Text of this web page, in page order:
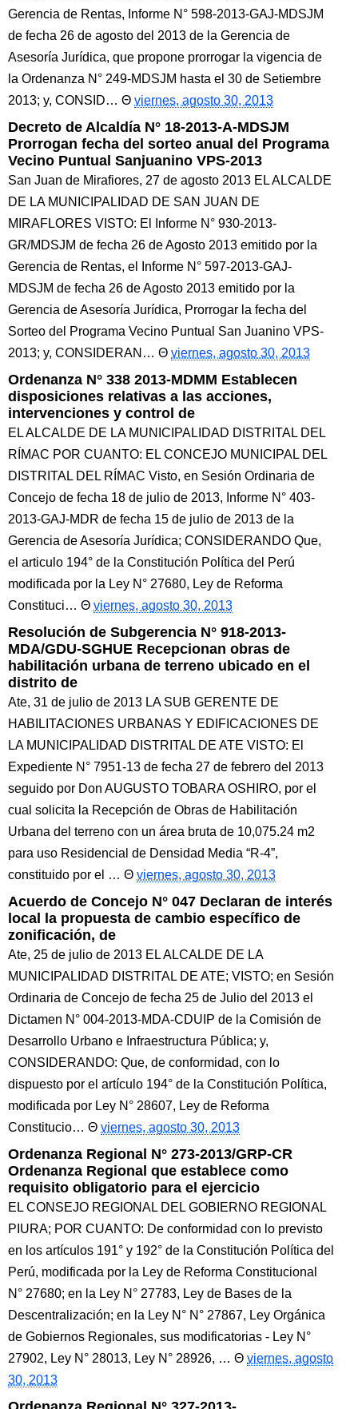
Gerencia de Rentas, Informe N° 598-2013-GAJ-MDSJM
de fecha 26 de agosto del 2013 de la Gerencia de
Asesoría Jurídica, que propone prorrogar la vigencia de
la Ordenanza N° 249-MDSJM hasta el 30 de Setiembre
2013; y, CONSID…
viernes, agosto 30, 2013
Decreto de Alcaldía N° 18-2013-A-MDSJM
Prorrogan fecha del sorteo anual del Programa
Vecino Puntual Sanjuanino VPS-2013
San Juan de Mirafiores, 27 de agosto 2013 EL ALCALDE
DE LA MUNICIPALIDAD DE SAN JUAN DE
MIRAFLORES VISTO: El Informe N° 930-2013-
GR/MDSJM de fecha 26 de Agosto 2013 emitido por la
Gerencia de Rentas, el Informe N° 597-2013-GAJ-
MDSJM de fecha 26 de Agosto 2013 emitido por la
Gerencia de Asesoría Jurídica, Prorrogar la fecha del
Sorteo del Programa Vecino Puntual San Juanino VPS-
2013; y, CONSIDERAN…
viernes, agosto 30, 2013
Ordenanza N° 338 2013-MDMM Establecen
disposiciones relativas a las acciones,
intervenciones y control de
EL ALCALDE DE LA MUNICIPALIDAD DISTRITAL DEL
RÍMAC POR CUANTO: EL CONCEJO MUNICIPAL DEL
DISTRITAL DEL RÍMAC Visto, en Sesión Ordinaria de
Concejo de fecha 18 de julio de 2013, Informe N° 403-
2013-GAJ-MDR de fecha 15 de julio de 2013 de la
Gerencia de Asesoría Jurídica; CONSIDERANDO Que,
el articulo 194° de la Constitución Política del Perú
modificada por la Ley N° 27680, Ley de Reforma
Constituci…
viernes, agosto 30, 2013
Resolución de Subgerencia N° 918-2013-
MDA/GDU-SGHUE Recepcionan obras de
habilitación urbana de terreno ubicado en el
distrito de
Ate, 31 de julio de 2013 LA SUB GERENTE DE
HABILITACIONES URBANAS Y EDIFICACIONES DE
LA MUNICIPALIDAD DISTRITAL DE ATE VISTO: El
Expediente N° 7951-13 de fecha 27 de febrero del 2013
seguido por Don AUGUSTO TOBARA OSHIRO, por el
cual solicita la Recepción de Obras de Habilitación
Urbana del terreno con un área bruta de 10,075.24 m2
para uso Residencial de Densidad Media “R-4”,
constituido por el …
viernes, agosto 30, 2013
Acuerdo de Concejo N° 047 Declaran de interés
local la propuesta de cambio específico de
zonificación, de
Ate, 25 de julio de 2013 EL ALCALDE DE LA
MUNICIPALIDAD DISTRITAL DE ATE; VISTO; en Sesión
Ordinaria de Concejo de fecha 25 de Julio del 2013 el
Dictamen N° 004-2013-MDA-CDUIP de la Comisión de
Desarrollo Urbano e Infraestructura Pública; y,
CONSIDERANDO: Que, de conformidad, con lo
dispuesto por el artículo 194° de la Constitución Política,
modificada por Ley N° 28607, Ley de Reforma
Constitucio…
viernes, agosto 30, 2013
Ordenanza Regional N° 273-2013/GRP-CR
Ordenanza Regional que establece como
requisito obligatorio para el ejercicio
EL CONSEJO REGIONAL DEL GOBIERNO REGIONAL
PIURA; POR CUANTO: De conformidad con lo previsto
en los artículos 191° y 192° de la Constitución Política del
Perú, modificada por la Ley de Reforma Constitucional
N° 27680; en la Ley N° 27783, Ley de Bases de la
Descentralización; en la Ley N° N° 27867, Ley Orgánica
de Gobiernos Regionales, sus modificatorias - Ley N°
27902, Ley N° 28013, Ley N° 28926, …
viernes, agosto
30, 2013